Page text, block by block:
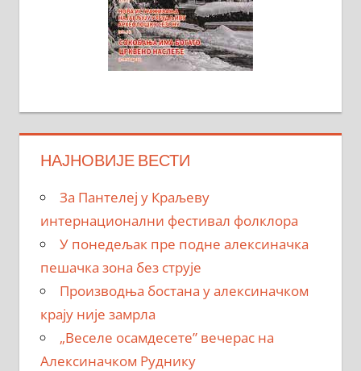
НАЈНОВИЈЕ ВЕСТИ
За Пантелеј у Краљеву
интернационални фестивал фолклора
У понедељак пре подне алексиначка
пешачка зона без струје
Производња бостана у алексиначком
крају није замрла
„Веселе осамдесете” вечерас на
Алексиначком Руднику